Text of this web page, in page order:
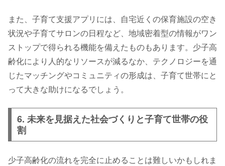
また、子育て支援アプリには、自宅近くの保育施設の空き
状況や子育てサロンの日程など、地域密着型の情報がワン
ストップで得られる機能を備えたものもあります。少子高
齢化により人的なリソースが減るなか、テクノロジーを通
じたマッチングやコミュニティの形成は、子育て世帯にと
って大きな助けになるでしょう。
6. 未来を見据えた社会づくりと子育て世帯の役
割
少子高齢化の流れを完全に止めることは難しいかもしれま